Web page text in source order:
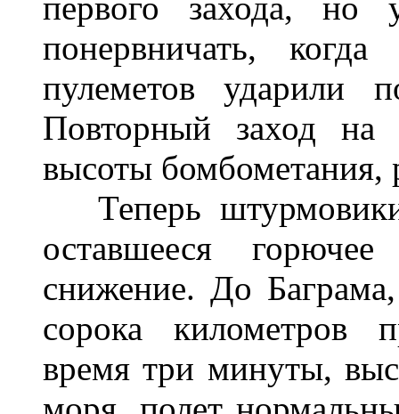
понервничать, когда
пулеметов ударили
Повторный заход
высоты бомбометания,
Теперь штурмовики
оставшееся
снижение. До
сорока километров
время три минуты,